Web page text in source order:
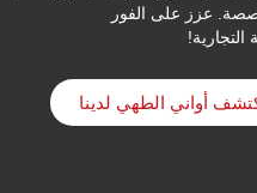
عزز على الفور
التجارية!
أواني الطهي لدينا